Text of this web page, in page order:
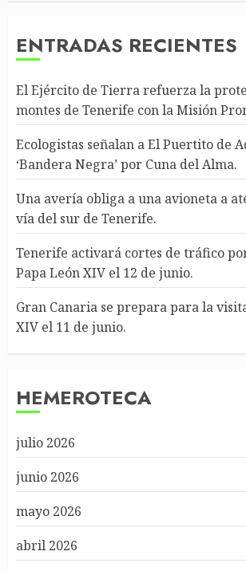
ENTRADAS RECIENTES
El Ejército de Tierra refuerza la
montes de Tenerife con la Misión
Ecologistas señalan a El Puertito de
‘Bandera Negra’ por Cuna del Alma.
Una avería obliga a una avioneta a
vía del sur de Tenerife.
Tenerife activará cortes de tráfico
Papa León XIV el 12 de junio.
Gran Canaria se prepara para la
XIV el 11 de junio.
HEMEROTECA
julio 2026
junio 2026
mayo 2026
abril 2026